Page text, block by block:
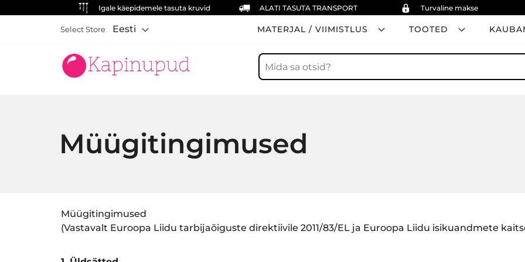
Igale käepidemele tasuta kruvid ALATI TASUTA TRANSPORT Turvaline makse
MATERJAL / VIIMISTLUS TOOTED
Select Store Eesti
Otsi
Müügitingimused
Müügitingimused
(Vastavalt Euroopa Liidu tarbijaõiguste direktiivile 2011/83/EL ja Euroopa Liidu isikuandmete